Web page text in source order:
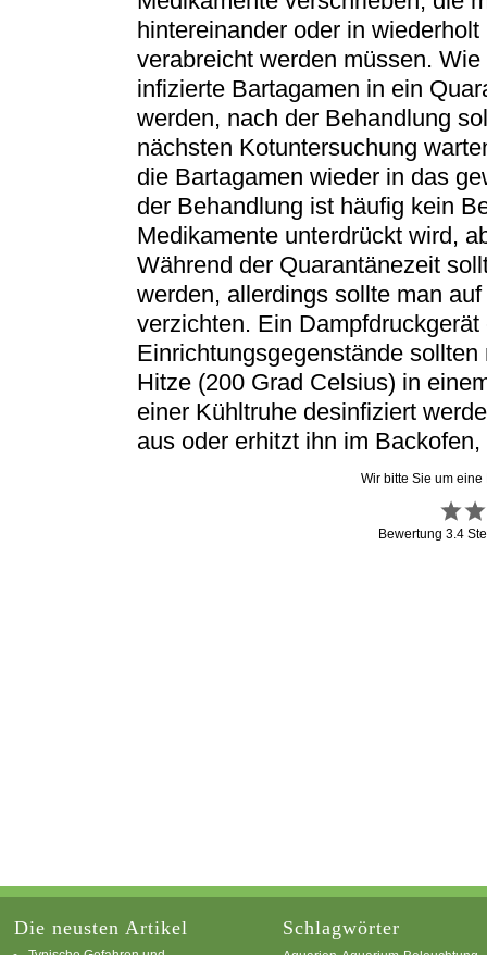
hintereinander oder in
verabreicht werden müssen.
infizierte Bartagamen in ein
werden, nach der Behandlung
nächsten Kotuntersuchung
die Bartagamen wieder in das
der Behandlung ist häufig kein
Medikamente unterdrückt wird,
Während der Quarantänezeit
werden, allerdings sollte man
verzichten. Ein
Einrichtungsgegenstände
Hitze (200 Grad Celsius) in
einer Kühltruhe desinfiziert
aus oder erhitzt ihn im
Wir bitte Sie um
Bewertung 3.4
Die neusten Artikel Schlagwörter